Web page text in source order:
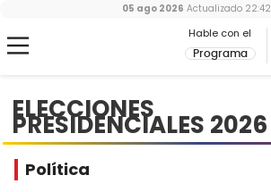
Hable con el
Programa
05 ago 2026 Actualizado 22:42
ELECCIONES
PRESIDENCIALES 2026
Política